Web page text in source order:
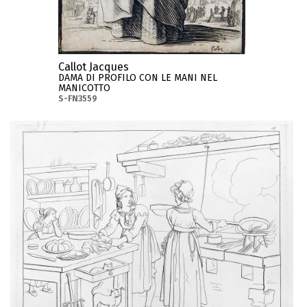
Callot Jacques
DAMA DI PROFILO CON LE MANI NEL
MANICOTTO
S-FN3559